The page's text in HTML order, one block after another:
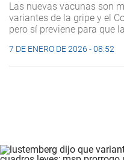
Las nuevas vacunas son
variantes de la gripe y el
pero sí previene para que
7 DE ENERO DE 2026 - 08:52